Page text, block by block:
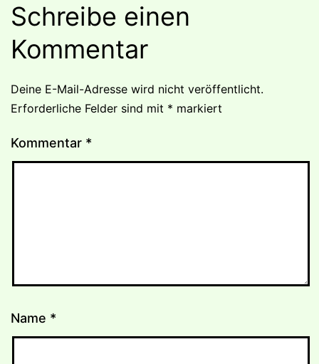
Schreibe einen
Kommentar
Deine E-Mail-Adresse wird nicht veröffentlicht.
Erforderliche Felder sind mit * markiert
Kommentar *
Name *